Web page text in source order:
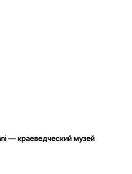
— краеведческий музей